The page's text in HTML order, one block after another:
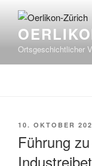
Inhalt
springen
Ortsgeschichtlicher
10. OKTOBER
Führung